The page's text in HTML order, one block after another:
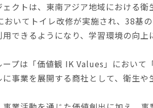
ェクトは、東南アジア地域における
おいてトイレ改修が実施され、38基
できるようになり、学習環境の向上
ープは「価値観 IK Values」において
に事業を展開する商社として、衛生